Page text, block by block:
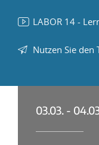
LABOR 14 -
Nutzen Sie den
03.03. -